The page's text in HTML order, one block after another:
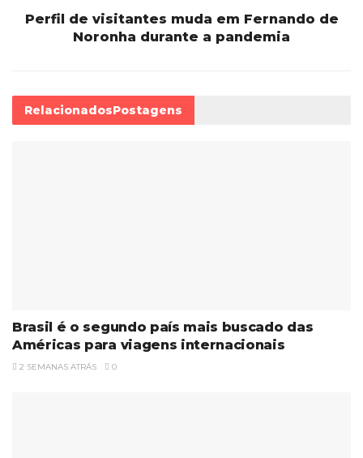
Perfil de visitantes muda em Fernando de
Noronha durante a pandemia
RelacionadosPostagens
Brasil é o segundo país mais buscado das
Américas para viagens internacionais
2 SEMANAS ATRÁS 0